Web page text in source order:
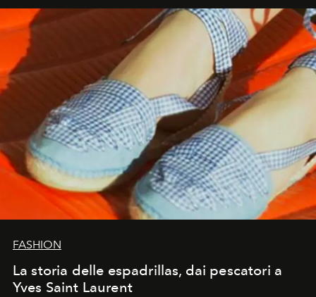
FASHION
La storia delle espadrillas, dai pescatori a
Yves Saint Laurent